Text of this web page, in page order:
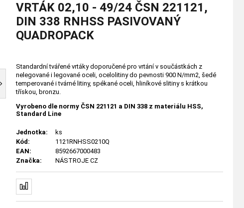
VRTÁK 02,10 - 49/24 ČSN 221121,
DIN 338 RNHSS PASIVOVANÝ
QUADROPACK
Standardní tvářené vrtáky doporučené pro vrtání v součástkách z
nelegované i legované oceli, ocelolitiny do pevnosti 900 N/mm2, šedé
temperované i tvárné litiny, spékané oceli, hliníkové slitiny s krátkou
třískou, bronzu.
Vyrobeno dle normy ČSN 221121 a DIN 338 z materiálu HSS,
Standard Line
Jednotka:
ks
Kód:
1121RNHSS0210Q
EAN:
8592667000483
Značka:
NÁSTROJE CZ